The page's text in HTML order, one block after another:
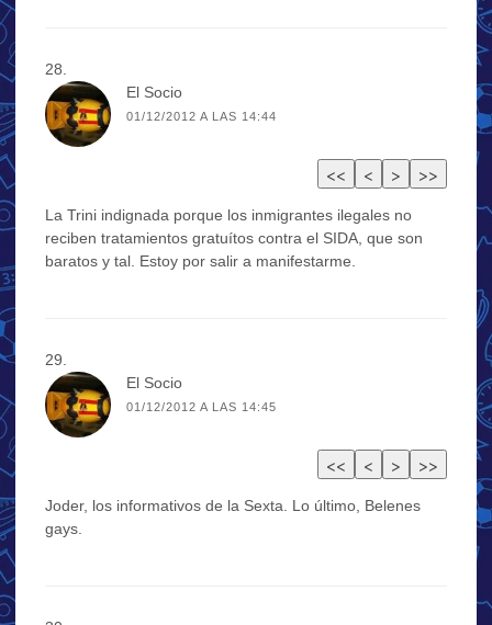
El Socio
01/12/2012 A LAS 14:44
La Trini indignada porque los inmigrantes ilegales no
reciben tratamientos gratuítos contra el SIDA, que son
baratos y tal. Estoy por salir a manifestarme.
El Socio
01/12/2012 A LAS 14:45
Joder, los informativos de la Sexta. Lo último, Belenes
gays.